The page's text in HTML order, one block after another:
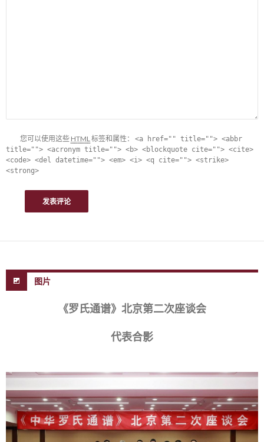
您可以使用这些 HTML标签和属性： <a href="" title=""> <abbr
title=""> <acronym title=""> <b> <blockquote cite=""> <cite>
<code> <del datetime=""> <em> <i> <q cite=""> <strike>
<strong>
图片
《罗氏通谱》北京第二次座谈会
代表合影